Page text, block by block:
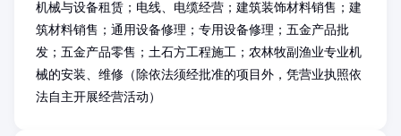
机械与设备租赁；电线、电缆经营；建筑装饰材料销售；建
筑材料销售；通用设备修理；专用设备修理；五金产品批
发；五金产品零售；土石方工程施工；农林牧副渔业专业机
械的安装、维修（除依法须经批准的项目外，凭营业执照依
法自主开展经营活动）